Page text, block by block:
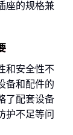
座的规格兼
和安全性不
备和配件的
了配套设备
护不足等问